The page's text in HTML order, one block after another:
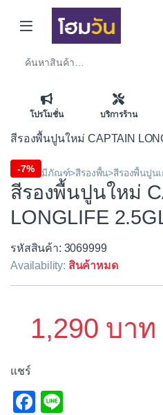
Skip to navigation
Skip to content
โปรโมชั่น บริการร้าน
สีรองพื้นปูนใหม่ CAPTAIN
-7%
สีและเคมีภัณฑ์>สีรองพื้น>สีรองพื้นปูนเ
สีรองพื้นปูนใหม่
LONGLIFE
รหัสสินค้า: 3069999
Availability: สินค้าหมด
1,290
แชร์
F